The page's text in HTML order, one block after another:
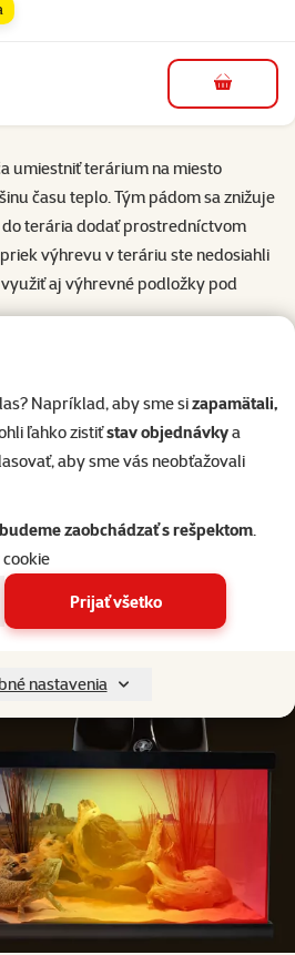
Napríklad, aby sme sizapamätali,
ľahko zistiťstav objednávkya
aby sme vás neobťažovali
zaobchádzať s rešpektom.
Prijať všetko
nastavenia
do košíka
umiestniť terárium na miesto
času teplo. Tým pádom sa znižuje
terária dodať prostredníctvom
výhrevu v teráriu ste nedosiahli
aj výhrevné podložky pod
okne, lebo či už slnečné lúče, alebo
súčasťou terária sú úkryty (najmä
v ideálne zariadenom teráriu mali
tak i v tej chladnejšej – zviera si tak
bude v danej situácii najvhodnejší.
príliš rýchlo a krmivo sa
teplota v rôznych častiach terária
vyhriať alebo schladiť má byť na
čomu je vystavované neustále.